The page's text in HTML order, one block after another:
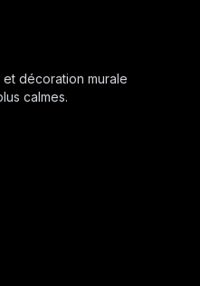
décoration murale
calmes.